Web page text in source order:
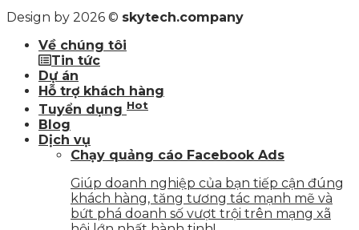
Design by 2026 © skytech.company
Về chúng tôi
Tin tức
Dự án
Hỗ trợ khách hàng
Tuyển dụng Hot
Blog
Dịch vụ
Chạy quảng cáo Facebook Ads
Giúp doanh nghiệp của bạn tiếp cận đúng
khách hàng, tăng tương tác mạnh mẽ và
bứt phá doanh số vượt trội trên mạng xã